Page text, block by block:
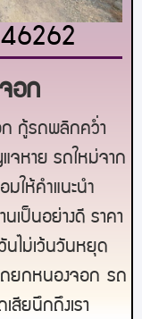
อก
ก กู้รถพลิกคว่ำ
จหาย รถใหม่จาก
ให้คำแนะนำ
เป็นอย่างดี ราคา
นไม่เว้นวันหยุด
ถยกหนองจอก รถ
เสียนึกถึงเรา